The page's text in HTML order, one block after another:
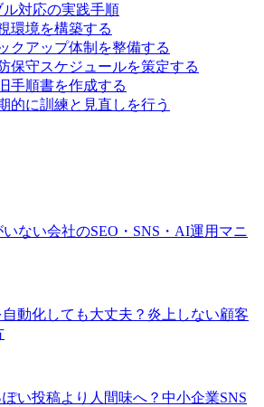
対応の実践手順
環境を構築する
クアップ体制を整備する
保守スケジュールを策定する
手順書を作成する
的に訓練と見直しを行う
ない会社のSEO・SNS・AI運用マニ
動化しても大丈夫？炎上しない顧客
ぽい投稿より人間味へ？中小企業SNS